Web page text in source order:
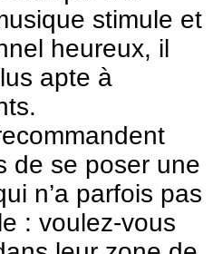
stimule et
heureux, il
apte à
de se poser une
n’a parfois pas
: voulez-vous